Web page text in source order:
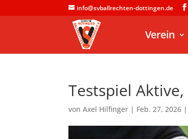
info@svballrechten-dottingen.de
Verein
Testspiel
vonAxel Hilfinger | Feb. 27, 2026